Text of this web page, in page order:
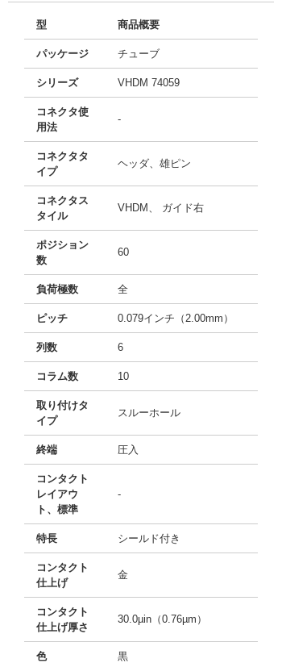
型 商品概要
パッケージ チューブ
シリーズ VHDM 74059
コネクタ使
用法
-
コネクタタ
イプ
ヘッダ、雄ピン
コネクタス
タイル
VHDM、 ガイド右
ポジション
数
60
負荷極数 全
ピッチ 0.079インチ（2.00mm）
列数 6
コラム数 10
取り付けタ
イプ
スルーホール
終端 圧入
コンタクト
レイアウ
ト、標準
-
特長 シールド付き
コンタクト
仕上げ
金
コンタクト
仕上げ厚さ
30.0µin（0.76µm）
色 黒